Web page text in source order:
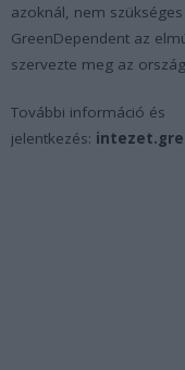
azoknál, nem
GreenDependent az
szervezte meg az
További információ és
jelentkezés: